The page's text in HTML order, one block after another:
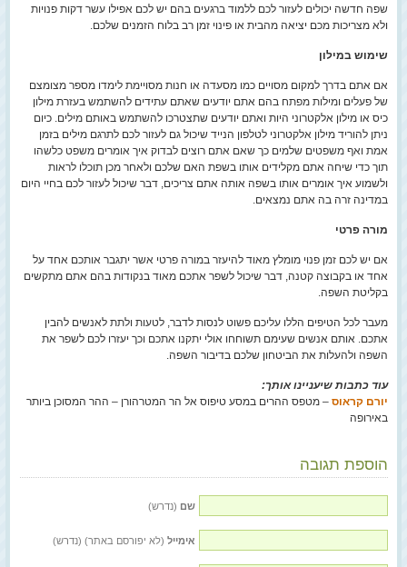
שפה חדשה יכולים לעזור לכם ללמוד ברגעים בהם יש לכם אפילו עשר דקות פנויות
ולא מצריכות מכם יציאה מהבית או פינוי זמן רב בלוח הזמנים שלכם.
שימוש במילון
אם אתם בדרך למקום מסויים כמו מסעדה או חנות מסויימת לימדו מספר מצומצם
של פעלים ומילות מפתח בהם אתם יודעים שאתם עתידים להשתמש בעזרת מילון
כיס או מילון אלקטרוני היות ואתם יודעים שתצטרכו להשתמש באותם מילים. כיום
ניתן להוריד מילון אלקטרוני לטלפון הנייד שיכול גם לעזור לכם לתרגם מילים בזמן
אמת ואף משפטים שלמים כך שאם אתם רוצים לבדוק איך אומרים משפט כלשהו
תוך כדי שיחה אתם מקלידים אותו בשפת האם שלכם ולאחר מכן תוכלו לראות
ולשמוע איך אומרים אותו בשפה אותה אתם צריכים, דבר שיכול לעזור לכם בחיי היום
במדינה זרה בה אתם נמצאים.
מורה פרטי
אם יש לכם זמן פנוי מומלץ מאוד להיעזר במורה פרטי אשר יתגבר אותכם אחד על
אחד או בקבוצה קטנה, דבר שיכול לשפר אתכם מאוד בנקודות בהם אתם מתקשים
בקליטת השפה.
מעבר לכל הטיפים הללו עליכם פשוט לנסות לדבר, לטעות ולתת לאנשים להבין
אתכם. אותם אנשים שעימם תשוחחו אולי יתקנו אתכם וכך יעזרו לכם לשפר את
השפה ולהעלות את הביטחון שלכם בדיבור השפה.
עוד כתבות שיעניינו אותך:
יורם קראוס – מטפס ההרים במסע טיפוס אל הר המטרהורן – ההר המסוכן ביותר
באירופה
הוספת תגובה
שם (נדרש)
אימייל (לא יפורסם באתר) (נדרש)